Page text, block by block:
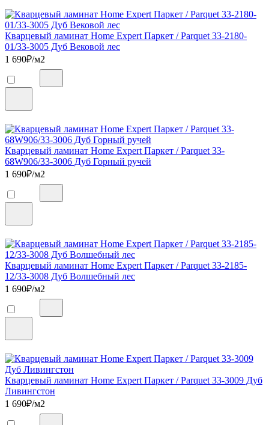
Кварцевый ламинат Home Expert Паркет / Parquet 33-2180-
01/33-3005 Дуб Вековой лес
1 690₽/м2
Кварцевый ламинат Home Expert Паркет / Parquet 33-
68W906/33-3006 Дуб Горный ручей
1 690₽/м2
Кварцевый ламинат Home Expert Паркет / Parquet 33-2185-
12/33-3008 Дуб Волшебный лес
1 690₽/м2
Кварцевый ламинат Home Expert Паркет / Parquet 33-3009 Дуб
Ливингстон
1 690₽/м2